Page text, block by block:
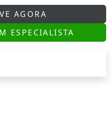
AGORA
ESPECIALISTA